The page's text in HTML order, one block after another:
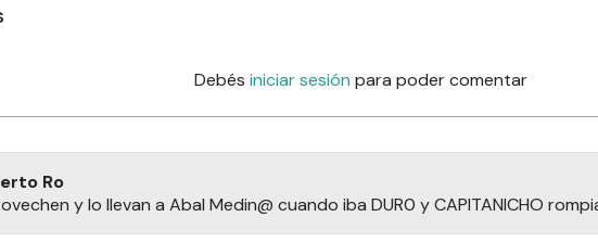
Debés iniciar sesión para poder comentar
Ro
y lo llevan a Abal Medin@ cuando iba DUR0 y CAPITANICHO